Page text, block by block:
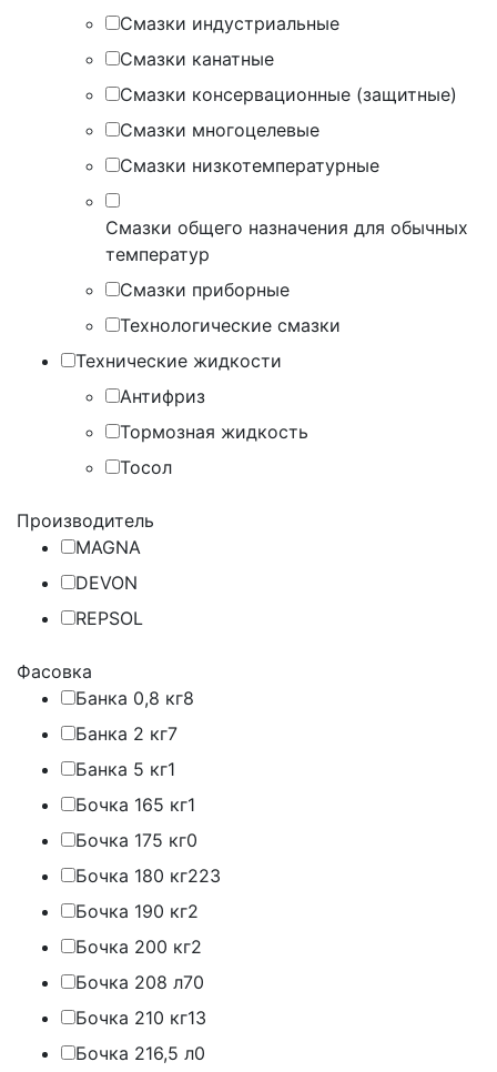
Смазки индустриальные
Смазки канатные
Смазки консервационные (защитные)
Смазки многоцелевые
Смазки низкотемпературные
Смазки общего назначения для обычных
температур
Смазки приборные
Технологические смазки
Технические жидкости
Антифриз
Тормозная жидкость
Тосол
Производитель
MAGNA
DEVON
REPSOL
Фасовка
Банка 0,8 кг8
Банка 2 кг7
Банка 5 кг1
Бочка 165 кг1
Бочка 175 кг0
Бочка 180 кг223
Бочка 190 кг2
Бочка 200 кг2
Бочка 208 л70
Бочка 210 кг13
Бочка 216,5 л0